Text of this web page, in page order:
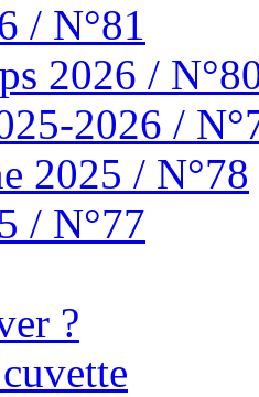
/ N°81
2026 /
2026 /
2025 / N°78
/ N°77
?